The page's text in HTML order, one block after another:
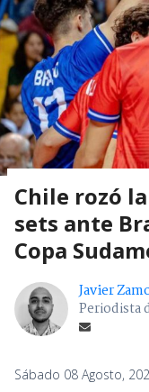
Chile rozó
sets ante
Copa
Javier
Periodista
Sábado 08 Agosto,